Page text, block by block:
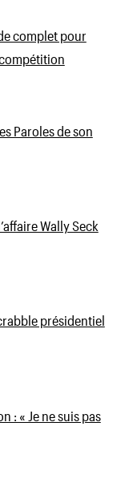
complet pour
Paroles de son
Wally Seck
présidentiel
: « Je ne suis pas